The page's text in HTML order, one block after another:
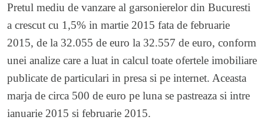
Pretul mediu de vanzare al garsonierelor din Bucuresti
a crescut cu 1,5% in martie 2015 fata de februarie
2015, de la 32.055 de euro la 32.557 de euro, conform
unei analize care a luat in calcul toate ofertele imobiliare
publicate de particulari in presa si pe internet. Aceasta
marja de circa 500 de euro pe luna se pastreaza si intre
ianuarie 2015 si februarie 2015.